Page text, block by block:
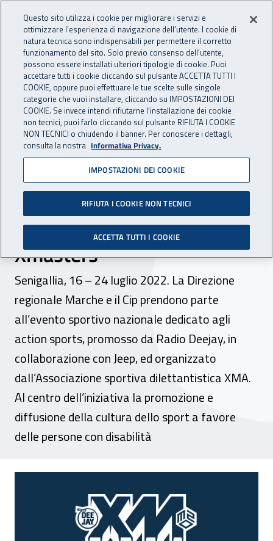
INAIL - Istituto Nazionale
Apri cerca
Navigazione principale
Navigazione - Ti trovi in:
Home Inail comunica Eventi
dal 16 al 24 luglio 2022
Evento - Inail Marche
partecipa all'undicesima
edizione di “Deejay
Xmasters"
Senigallia, 16 – 24 luglio 2022. La Direzione
regionale Marche e il Cip prendono parte
all’evento sportivo nazionale dedicato agli
action sports, promosso da Radio Deejay, in
collaborazione con Jeep, ed organizzato
dall’Associazione sportiva dilettantistica XMA.
Al centro dell’iniziativa la promozione e
diffusione della cultura dello sport a favore
delle persone con disabilità
Questo sito utilizza i cookie per migliorare i servizi e
ottimizzare l’esperienza di navigazione dell’utente. I cookie di
natura tecnica sono indispensabili per permettere il corretto
funzionamento del sito. Solo previo consenso dell’utente,
possono essere installati ulteriori tipologie di cookie. Puoi
accettare tutti i cookie cliccando sul pulsante ACCETTA TUTTI I
COOKIE, oppure puoi effettuare le tue scelte sulle singole
categorie che vuoi installare, cliccando su IMPOSTAZIONI DEI
COOKIE. Se invece intendi rifiutarne l’installazione dei cookie
non tecnici, puoi farlo cliccando sul pulsante RIFIUTA I COOKIE
NON TECNICI o chiudendo il banner. Per conoscere i dettagli,
consulta la nostra Informativa Privacy.
IMPOSTAZIONI DEI COOKIE
RIFIUTA I COOKIE NON TECNICI
ACCETTA TUTTI I COOKIE